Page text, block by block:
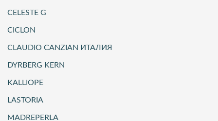
CELESTE G
CICLON
CLAUDIO CANZIAN ИТАЛИЯ
DYRBERG KERN
KALLIOPE
LASTORIA
MADREPERLA